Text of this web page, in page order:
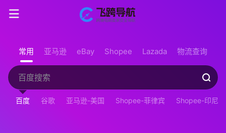
常用 亚马逊 eBay Shopee Lazada 物流查询
百度 谷歌 亚马逊-美国 Shopee-菲律宾 Shopee-印尼